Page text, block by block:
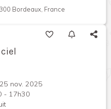
Bordeaux, France
nov. 2025
- 17h30